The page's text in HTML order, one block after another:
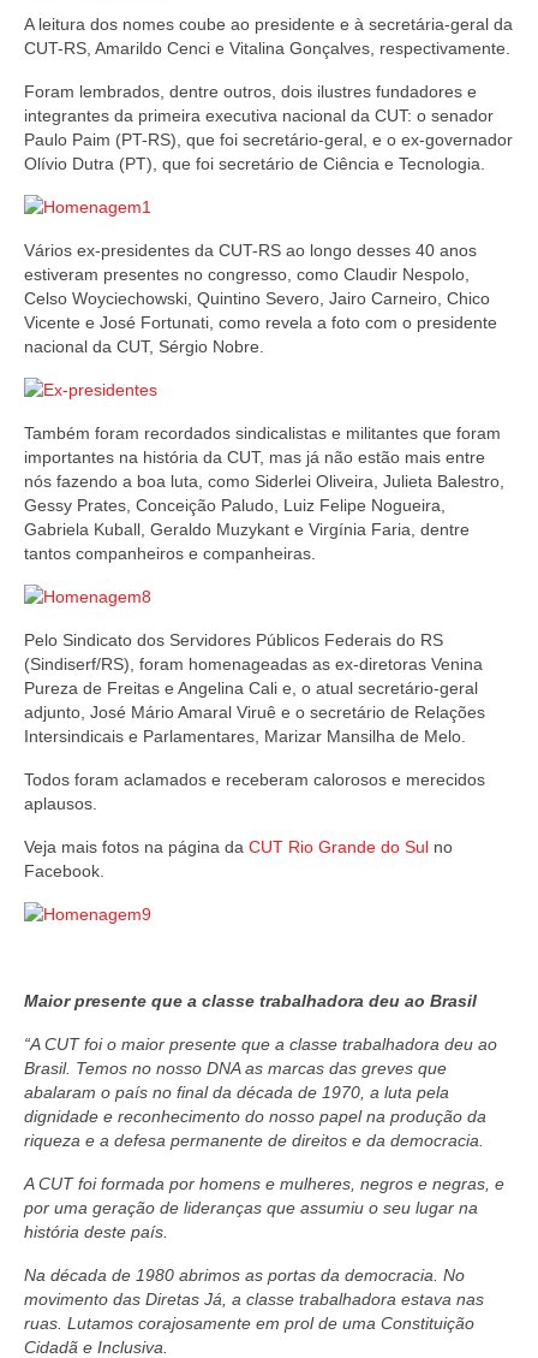
A leitura dos nomes coube ao presidente e à secretária-geral da
CUT-RS, Amarildo Cenci e Vitalina Gonçalves, respectivamente.
Foram lembrados, dentre outros, dois ilustres fundadores e
integrantes da primeira executiva nacional da CUT: o senador
Paulo Paim (PT-RS), que foi secretário-geral, e o ex-governador
Olívio Dutra (PT), que foi secretário de Ciência e Tecnologia.
Vários ex-presidentes da CUT-RS ao longo desses 40 anos
estiveram presentes no congresso, como Claudir Nespolo,
Celso Woyciechowski, Quintino Severo, Jairo Carneiro, Chico
Vicente e José Fortunati, como revela a foto com o presidente
nacional da CUT, Sérgio Nobre.
Também foram recordados sindicalistas e militantes que foram
importantes na história da CUT, mas já não estão mais entre
nós fazendo a boa luta, como Siderlei Oliveira, Julieta Balestro,
Gessy Prates, Conceição Paludo, Luiz Felipe Nogueira,
Gabriela Kuball, Geraldo Muzykant e Virgínia Faria, dentre
tantos companheiros e companheiras.
Pelo Sindicato dos Servidores Públicos Federais do RS
(Sindiserf/RS), foram homenageadas as ex-diretoras Venina
Pureza de Freitas e Angelina Cali e, o atual secretário-geral
adjunto, José Mário Amaral Viruê e o secretário de Relações
Intersindicais e Parlamentares, Marizar Mansilha de Melo.
Todos foram aclamados e receberam calorosos e merecidos
aplausos.
Veja mais fotos na página da CUT Rio Grande do Sul no
Facebook.
Maior presente que a classe trabalhadora deu ao Brasil
“A CUT foi o maior presente que a classe trabalhadora deu ao
Brasil. Temos no nosso DNA as marcas das greves que
abalaram o país no final da década de 1970, a luta pela
dignidade e reconhecimento do nosso papel na produção da
riqueza e a defesa permanente de direitos e da democracia.
A CUT foi formada por homens e mulheres, negros e negras, e
por uma geração de lideranças que assumiu o seu lugar na
história deste país.
Na década de 1980 abrimos as portas da democracia. No
movimento das Diretas Já, a classe trabalhadora estava nas
ruas. Lutamos corajosamente em prol de uma Constituição
Cidadã e Inclusiva.